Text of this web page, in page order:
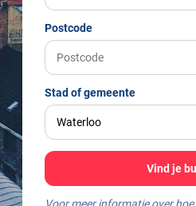
Postcode
Stad of gemeente
Vind je
Voor meer informatie over